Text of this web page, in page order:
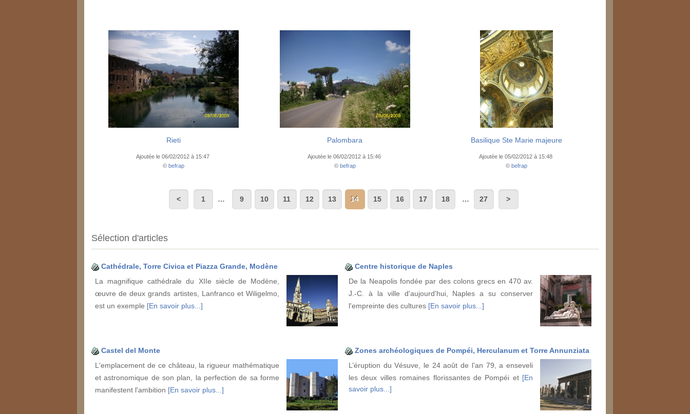
Rieti
Ajoutée le 06/02/2012 à 15:47
© befrap
Palombara
Ajoutée le 06/02/2012 à 15:46
© befrap
Basilique Ste Marie majeure
Ajoutée le 05/02/2012 à 15:48
© befrap
1 … 9 10 11 12 13 14 15 16 17 18 … 27
Sélection d'articles
Cathédrale, Torre Civica et Piazza Grande, Modène
La magnifique cathédrale du XIIe siècle de Modène,
œuvre de deux grands artistes, Lanfranco et Wiligelmo,
est un exemple [En savoir plus...]
Centre historique de Naples
De la Neapolis fondée par des colons grecs en 470 av.
J.-C. à la ville d'aujourd'hui, Naples a su conserver
l'empreinte des cultures [En savoir plus...]
Castel del Monte
L'emplacement de ce château, la rigueur mathématique
et astronomique de son plan, la perfection de sa forme
manifestent l'ambition [En savoir plus...]
Zones archéologiques de Pompéi, Herculanum et Torre Annunziata
L’éruption du Vésuve, le 24 août de l’an 79, a enseveli
les deux villes romaines florissantes de Pompéi et [En
savoir plus...]